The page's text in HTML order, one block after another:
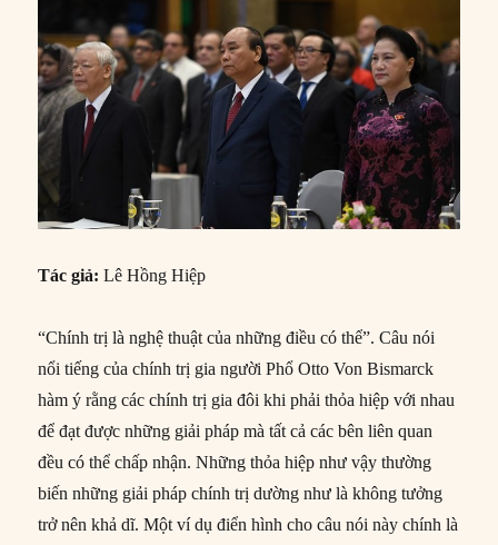
Tác giả: Lê Hồng Hiệp
“Chính trị là nghệ thuật của những điều có thể”. Câu nói
nổi tiếng của chính trị gia người Phổ Otto Von Bismarck
hàm ý rằng các chính trị gia đôi khi phải thỏa hiệp với nhau
để đạt được những giải pháp mà tất cả các bên liên quan
đều có thể chấp nhận. Những thỏa hiệp như vậy thường
biến những giải pháp chính trị dường như là không tưởng
trở nên khả dĩ. Một ví dụ điển hình cho câu nói này chính là